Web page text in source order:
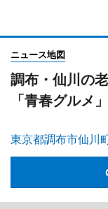
ニュース地図
調布・仙川の
「青春グルメ
東京都調布市仙川